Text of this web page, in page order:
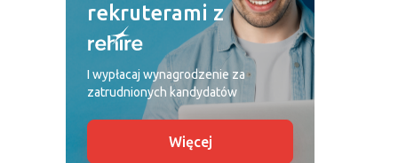
rekruterami z
I wypłacaj wynagrodzenie za
zatrudnionych kandydatów
Więcej